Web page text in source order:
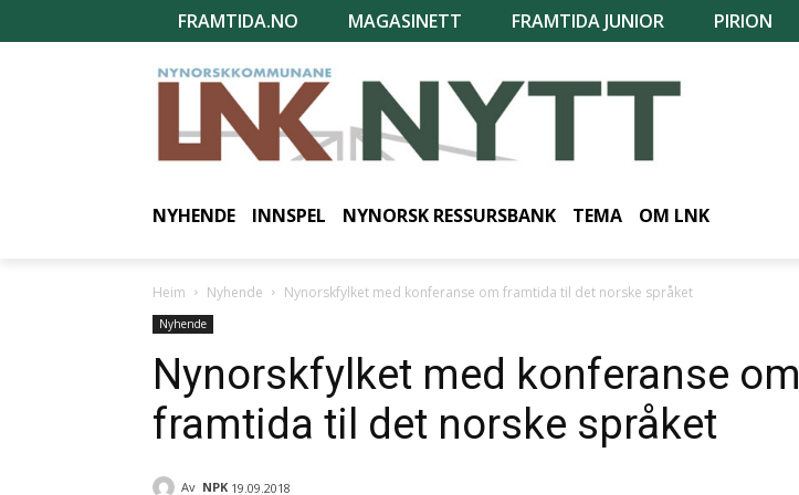
FRAMTIDA.NO MAGASINETT FRAMTIDA JUNIOR PIRION
NYHENDE INNSPEL NYNORSK RESSURSBANK TEMA OM LNK
Heim Nyhende Nynorskfylket med konferanse om framtida til det norske språket
Nyhende
Nynorskfylket med konferanse om
framtida til det norske språket
Av NPK 19.09.2018